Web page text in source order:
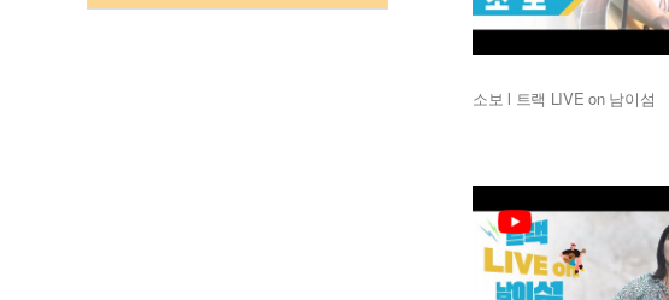
소보 l 트랙 LIVE on 남이섬